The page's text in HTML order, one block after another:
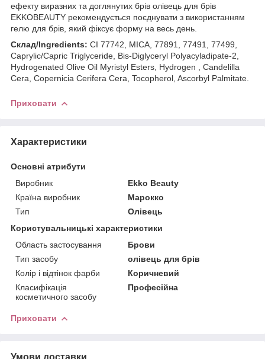
ефекту виразних та доглянутих брів олівець для брів
EKKOBEAUTY рекомендується поєднувати з використанням
гелю для брів, який фіксує форму на весь день.
Склад/Ingredients: СI 77742, MICA, 77891, 77491, 77499,
Caprylic/Capric Triglyceride, Bis-Diglyceryl Polyacyladipate-2,
Hydrogenated Olive Oil Myristyl Esters, Hydrogen , Candelilla
Cera, Copernicia Cerifera Cera, Tocopherol, Ascorbyl Palmitate.
Приховати
Характеристики
Основні атрибути
Виробник
Ekko Beauty
Країна виробник
Марокко
Тип
Олівець
Користувальницькі характеристики
Область застосування
Брови
Тип засобу
олівець для брів
Колір і відтінок фарби
Коричневий
Класифікація
косметичного засобу
Професійна
Приховати
Умови доставки